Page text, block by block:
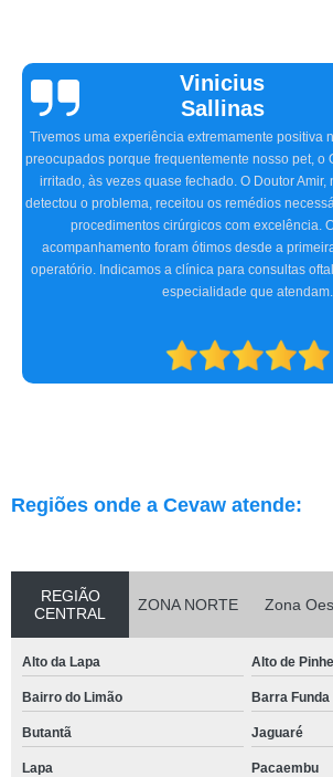
Vinicius
Sallinas
Tivemos uma experiência extremamente positiva
preocupados porque frequentemente nosso pet, o
irritado, às vezes quase fechado. O Doutor Amir,
detectou o problema, receitou os remédios
procedimentos cirúrgicos com excelência.
acompanhamento foram ótimos desde a
operatório. Indicamos a clínica para consultas
especialidade que atendam.
Regiões onde a Cevaw atende:
REGIÃO
CENTRAL
ZONA NORTE Zona
Alto da Lapa Alto de
Bairro do Limão Barra Funda
Butantã Jaguaré
Lapa Pacaembu